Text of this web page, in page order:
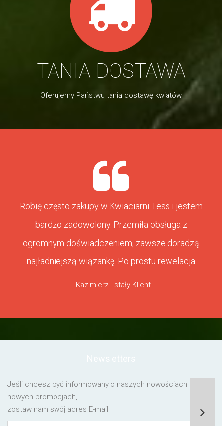
TANIA DOSTAWA
Oferujemy Państwu tanią dostawę kwiatów
Robię często zakupy w Kwiaciarni Tess i jestem
bardzo zadowolony. Przemiła obsługa z
ogromnym doświadczeniem, zawsze doradzą
najładniejszą wiązankę. Po prostu rewelacja
- Kazimierz - stały Klient
Jeśli chcesz być informowany o naszych nowościach lub o
nowych promocjach,
zostaw nam swój adres E-mail